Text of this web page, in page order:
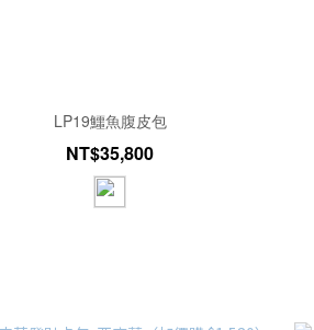
LP19鱷魚腹皮包
NT$35,800